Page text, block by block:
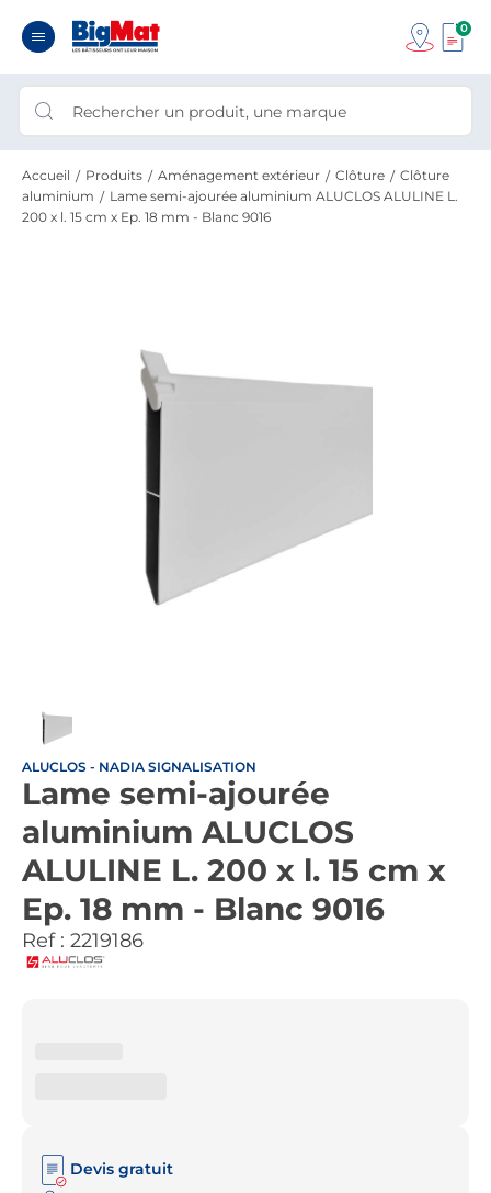
0
Accueil Produits Aménagement extérieur Clôture
Clôture
aluminium
Lame semi-ajourée aluminium ALUCLOS ALULINE L.
200 x l. 15 cm x Ep. 18 mm - Blanc 9016
ALUCLOS - NADIA SIGNALISATION
Lame semi-ajourée
aluminium ALUCLOS
ALULINE L. 200 x l. 15 cm x
Ep. 18 mm - Blanc 9016
Ref : 2219186
Devis gratuit